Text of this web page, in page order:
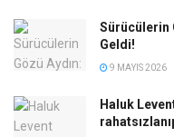
Sürücülerin
Geldi!
9 MAYIS 2026
Haluk